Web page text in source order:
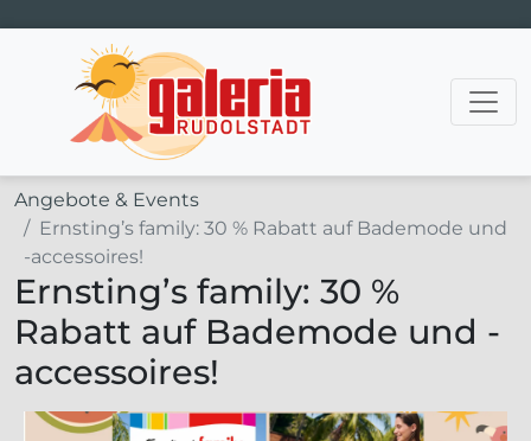
Hauptnavigation
Angebote & Events
Ernsting’s family: 30 % Rabatt auf Bademode und
-accessoires!
Ernsting’s family: 30 %
Rabatt auf Bademode und -
accessoires!